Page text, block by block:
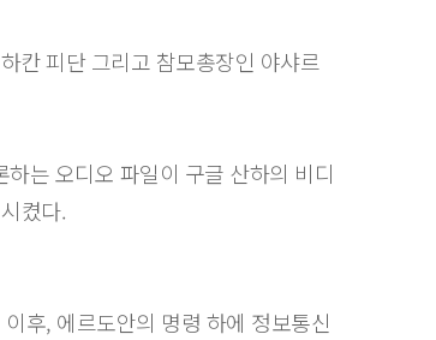
칸 피단 그리고 참모총장인 야샤르
는 오디오 파일이 구글 산하의 비디
켰다.
후, 에르도안의 명령 하에 정보통신